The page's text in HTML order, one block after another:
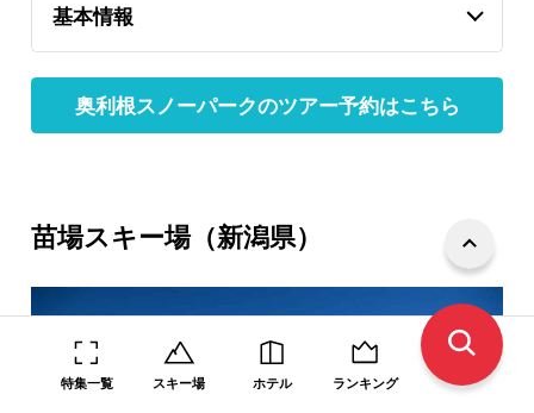
基本情報
奥利根スノーパークのツアー予約はこちら
苗場スキー場（新潟県）
特集一覧 スキー場 ホテル ランキング